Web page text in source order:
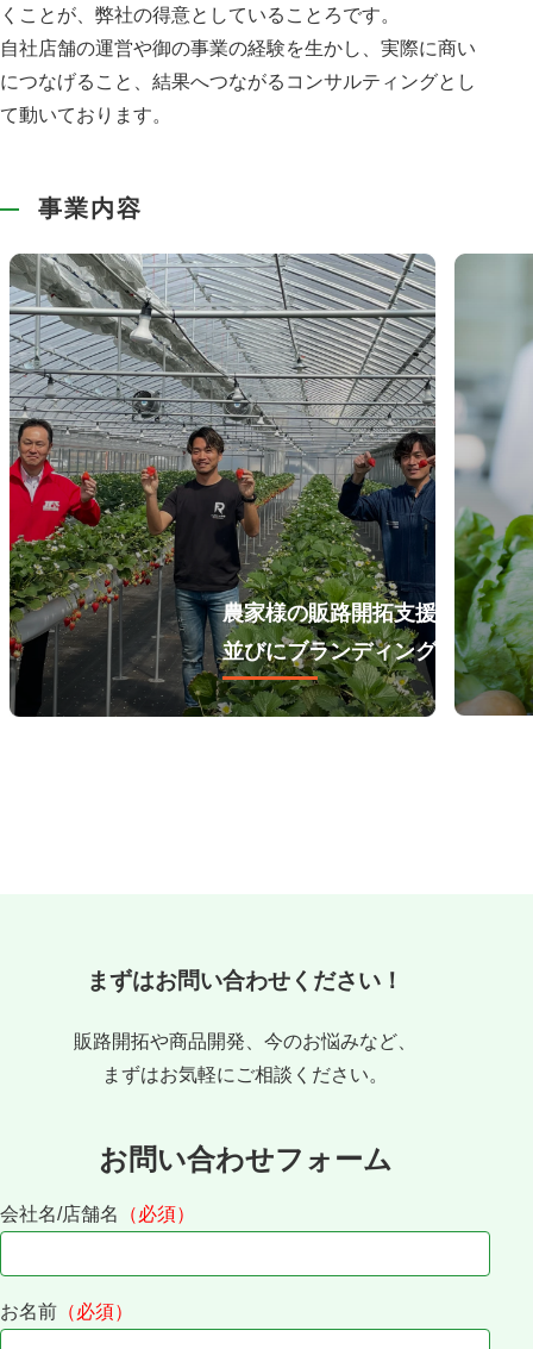
くことが、弊社の得意としていることろです。
自社店舗の運営や御の事業の経験を生かし、実際に商い
につなげること、結果へつながるコンサルティングとし
て動いております。
事業内容
農家様の販路開拓支援
並びにブランディング
まずはお問い合わせください！
販路開拓や商品開発、今のお悩みなど、
まずはお気軽にご相談ください。
お問い合わせフォーム
会社名/店舗名 （必須）
お名前 （必須）